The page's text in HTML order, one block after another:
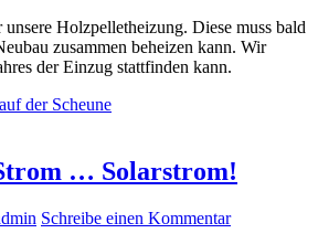
Holzpelletheizung. Diese muss bald
zusammen beheizen kann. Wir
der Einzug stattfinden kann.
… Solarstrom!
Schreibe einen Kommentar